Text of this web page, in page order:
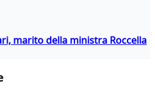
marito della ministra Roccella